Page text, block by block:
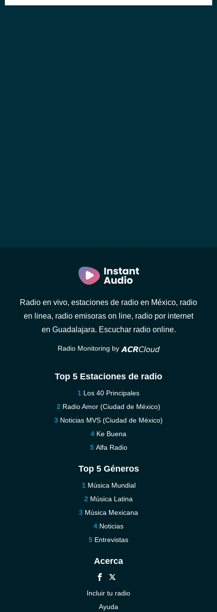
Radio en vivo, estaciones de radio en México, radio
en linea, radio emisoras on line, radio por internet
en Guadalajara. Escuchar radio online.
Radio Monitoring by
Top 5 Estaciones de radio
Los 40 Principales
Radio Amor (Ciudad de México)
Noticias MVS (Ciudad de México)
Ke Buena
Alfa Radio
Top 5 Géneros
Música Mundial
Música Latina
Música Mexicana
Noticias
Entrevistas
Acerca
Incluir tu radio
Ayuda